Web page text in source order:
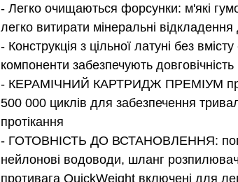
- Легко очищаються форсунки: м'які
легко витирати мінеральні
- Конструкція з цільної латуні без
компоненти забезпечують
- КЕРАМІЧНИЙ КАРТРИДЖ ПРЕМІУМ
500 000 циклів для забезпечення
протікання
- ГОТОВНІСТЬ ДО ВСТАНОВЛЕННЯ:
нейлонові водоводи, шланг
противага QuickWeight включені для